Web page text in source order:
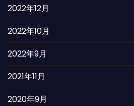
2022年12月
2022年10月
2022年9月
2021年11月
2020年9月